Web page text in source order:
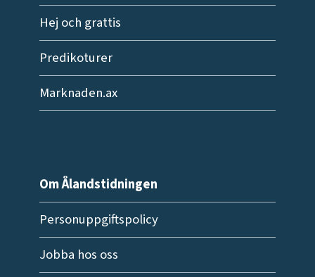
Hej och grattis
Predikoturer
Marknaden.ax
Om Ålandstidningen
Personuppgiftspolicy
Jobba hos oss